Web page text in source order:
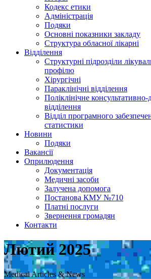
Кодекс етики
Адміністрація
Подяки
Основні показники закладу
Структура обласної лікарні
Відділення
Структурні підрозділи
профілю
Хірургічні
Параклінічні відділення
Поліклінічне консультативно-
відділення
Відділ програмного
статистики
Новини
Подяки
Вакансії
Оприлюдення
Документація
Медичні засоби
Залучена допомога
Постанова КМУ №710
Платні послуги
Звернення громадян
Контакти
Лютий 2025
Medical Articles & News